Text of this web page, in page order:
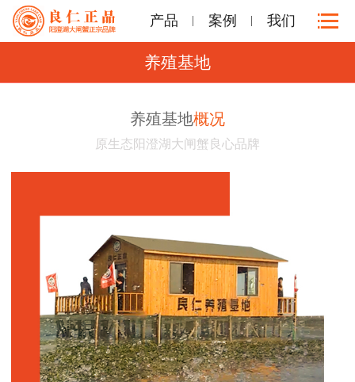
产品 案例 我们
养殖基地
养殖基地概况
原生态阳澄湖大闸蟹良心品牌